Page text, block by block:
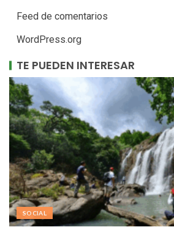
Feed de comentarios
WordPress.org
TE PUEDEN INTERESAR
SOCIAL